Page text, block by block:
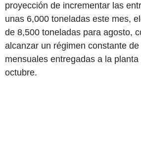
proyección de incrementar las
unas 6,000 toneladas este mes,
de 8,500 toneladas para agosto,
alcanzar un régimen constante
mensuales entregadas a la
octubre.